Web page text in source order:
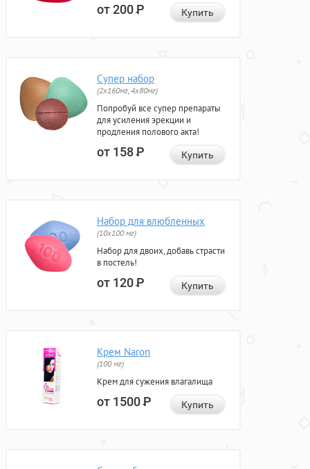
от 200Р Купить
Супер набор
(2х160мг, 4х80мг)
Попробуй все супер препараты
для усиления эрекции и
продления полового акта!
от 158Р Купить
Набор для влюбленных
(10х100 мг)
Набор для двоих, добавь страсти
в постель!
от 120Р Купить
Крем Naron
(100 мг)
Крем для сужения влагалища
от 1500Р Купить